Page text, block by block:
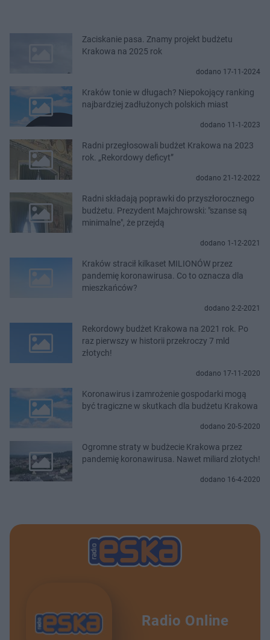
Zaciskanie pasa. Znamy projekt budżetu
Krakowa na 2025 rok
dodano 17-11-2024
Kraków tonie w długach? Niepokojący ranking
najbardziej zadłużonych polskich miast
dodano 11-1-2023
Radni przegłosowali budżet Krakowa na 2023
rok. „Rekordowy deficyt”
dodano 21-12-2022
Radni składają poprawki do przyszłorocznego
budżetu. Prezydent Majchrowski: "szanse są
minimalne", że przejdą
dodano 1-12-2021
Kraków stracił kilkaset MILIONÓW przez
pandemię koronawirusa. Co to oznacza dla
mieszkańców?
dodano 2-2-2021
Rekordowy budżet Krakowa na 2021 rok. Po
raz pierwszy w historii przekroczy 7 mld
złotych!
dodano 17-11-2020
Koronawirus i zamrożenie gospodarki mogą
być tragiczne w skutkach dla budżetu Krakowa
dodano 20-5-2020
Ogromne straty w budżecie Krakowa przez
pandemię koronawirusa. Nawet miliard złotych!
dodano 16-4-2020
Radio Online